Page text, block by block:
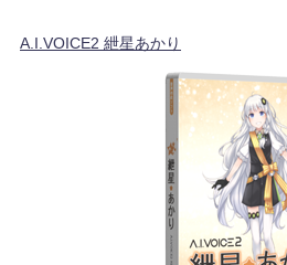
A.I.VOICE2 紲星あかり